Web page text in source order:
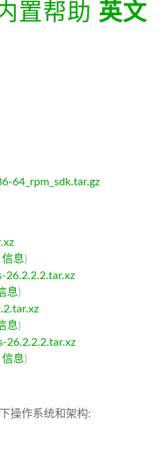
置帮助 英文
64_rpm_sdk.tar.gz
信息)
26.2.2.2.tar.xz
息)
息)
26.2.2.2.tar.xz
信息)
操作系统和架构: